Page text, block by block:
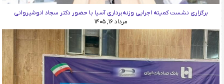
برگزاری نشست کمیته اجرایی وزنه‌برداری آسیا با حضور دکتر سجاد انوشیروانی
مرداد ۱۶, ۱۴۰۵